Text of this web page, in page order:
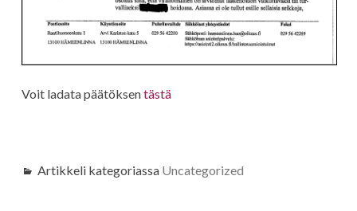
Voit ladata päätöksentästä
Artikkeli kategoriassa Uncategorized